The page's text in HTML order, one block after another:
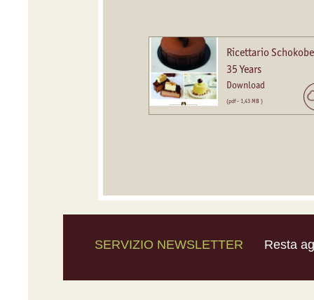
Ricettario
35 Years
Download
(pdf - 1,43 MB )
SERVIZIO NEWSLETTER Resta